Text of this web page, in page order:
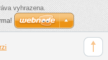
vyhrazena.